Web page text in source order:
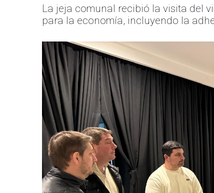
La jeja comunal recibió la visita del
para la economía, incluyendo la